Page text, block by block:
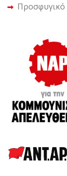
Προσφυγικό